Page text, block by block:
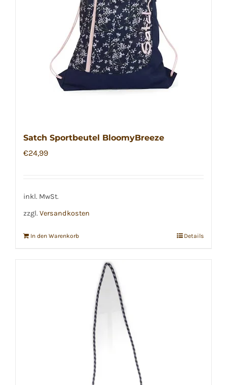
Satch Sportbeutel BloomyBreeze
€24,99
inkl. MwSt.
zzgl. Versandkosten
In den Warenkorb Details